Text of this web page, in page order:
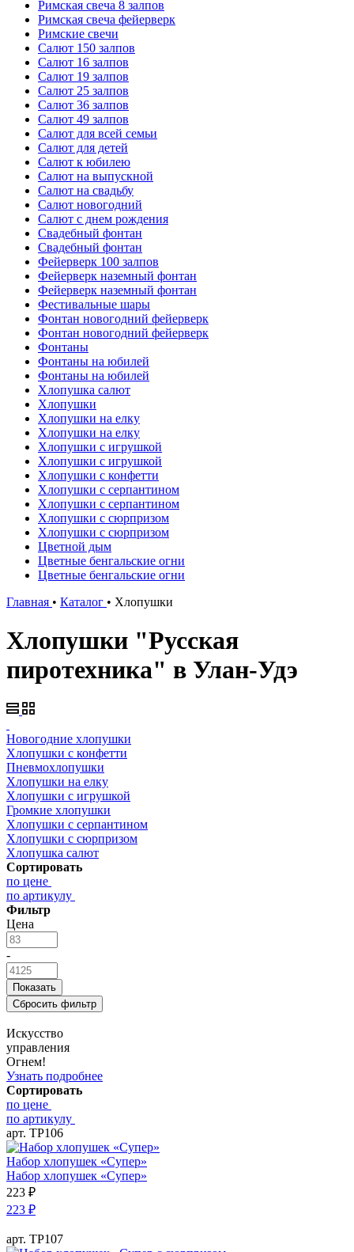
Римская свеча 8 залпов
Римская свеча фейерверк
Римские свечи
Салют 150 залпов
Салют 16 залпов
Салют 19 залпов
Салют 25 залпов
Салют 36 залпов
Салют 49 залпов
Салют для всей семьи
Салют для детей
Салют к юбилею
Салют на выпускной
Салют на свадьбу
Салют новогодний
Салют с днем рождения
Свадебный фонтан
Свадебный фонтан
Фейерверк 100 залпов
Фейерверк наземный фонтан
Фейерверк наземный фонтан
Фестивальные шары
Фонтан новогодний фейерверк
Фонтан новогодний фейерверк
Фонтаны
Фонтаны на юбилей
Фонтаны на юбилей
Хлопушка салют
Хлопушки
Хлопушки на елку
Хлопушки на елку
Хлопушки с игрушкой
Хлопушки с игрушкой
Хлопушки с конфетти
Хлопушки с серпантином
Хлопушки с серпантином
Хлопушки с сюрпризом
Хлопушки с сюрпризом
Цветной дым
Цветные бенгальские огни
Цветные бенгальские огни
Главная • Каталог • Хлопушки
Хлопушки "Русская
пиротехника" в Улан-Удэ
Новогодние хлопушки
Хлопушки с конфетти
Пневмохлопушки
Хлопушки на елку
Хлопушки с игрушкой
Громкие хлопушки
Хлопушки с серпантином
Хлопушки с сюрпризом
Хлопушка салют
Сортировать
по цене
по артикулу
Фильтр
Цена
-
Искусство
управления
Огнем!
Узнать подробнее
Сортировать
по цене
по артикулу
арт. ТР106
Набор хлопушек «Супер»
Набор хлопушек «Супер»
223 ₽
223 ₽
арт. ТР107